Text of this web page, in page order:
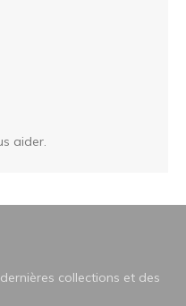
aider.
collections et des